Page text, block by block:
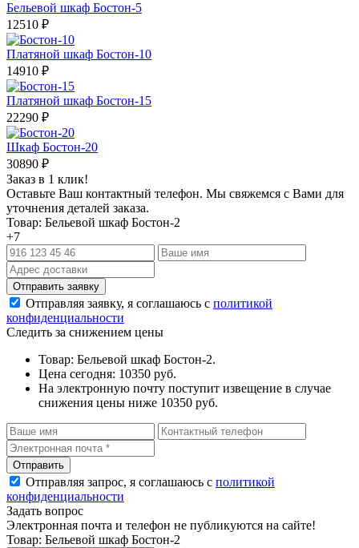
Бельевой шкаф Бостон-5
12510 ₽
Платяной шкаф Бостон-10
14910 ₽
Платяной шкаф Бостон-15
22290 ₽
Шкаф Бостон-20
30890 ₽
Заказ в 1 клик!
Оставьте Ваш контактный телефон. Мы свяжемся с Вами для
уточнения деталей заказа.
Товар: Бельевой шкаф Бостон-2
+7
Отправляя заявку, я соглашаюсь с политикой
конфиденциальности
Следить за снижением цены
Товар: Бельевой шкаф Бостон-2.
Цена сегодня: 10350 руб.
На электронную почту поступит извещение в случае
снижения цены ниже 10350 руб.
Отправляя запрос, я соглашаюсь с политикой
конфиденциальности
Задать вопрос
Электронная почта и телефон не публикуются на сайте!
Товар: Бельевой шкаф Бостон-2